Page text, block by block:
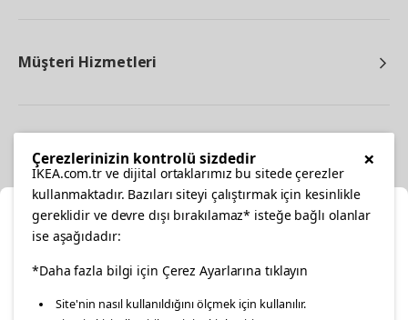
Müşteri Hizmetleri
facebooktwitterinstagrampinterestyoutube
Konumunuzu Seçin
×
Çerezlerinizin kontrolü sizdedir
IKEA.com.tr ve dijital ortaklarımız bu sitede çerezler
kullanmaktadır. Bazıları siteyi çalıştırmak için kesinlikle
gereklidir ve devre dışı bırakılamaz* isteğe bağlı olanlar
ise aşağıdadır:
*Daha fazla bilgi için Çerez Ayarlarına tıklayın
Site'nin nasıl kullanıldığını ölçmek için kullanılır.